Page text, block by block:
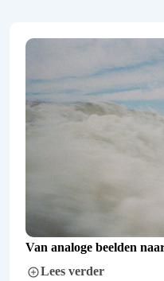
Van analoge beelden
Lees verder